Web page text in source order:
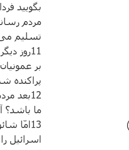
بگویید
مردم
تسلیم
11روز
بر
پراکنده
12بعد
ما باشد؟
13امّا
اسرائیل